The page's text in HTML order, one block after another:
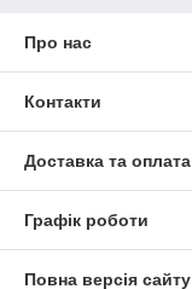
Про нас
Контакти
Доставка та оплата
Графік роботи
Повна версія сайту